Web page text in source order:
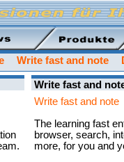
Write fast and note
Write fast and
Write fast and note
The learning fast
browser, search,
more, for you and